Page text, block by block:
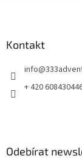
Kontakt
info@
+ 420
Odebírat